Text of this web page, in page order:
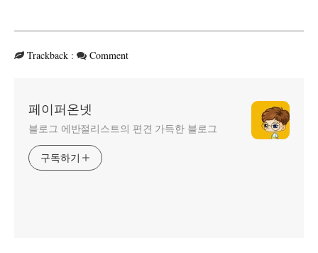
Trackback : Comment
페이퍼온넷
블로그 에반절리스트의 편견 가득한 블로그
구독하기